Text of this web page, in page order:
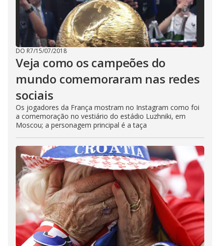
DO R7/15/07/2018
Veja como os campeões do
mundo comemoraram nas redes
sociais
Os jogadores da França mostram no Instagram como foi
a comemoração no vestiário do estádio Luzhniki, em
Moscou; a personagem principal é a taça